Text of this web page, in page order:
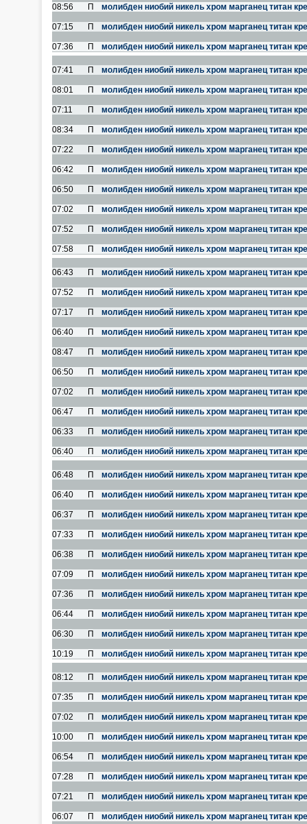
08:56 П молибден ниобий никель хром марганец титан
07:15 П молибден ниобий никель хром марганец титан
07:36 П молибден ниобий никель хром марганец титан
07:41 П молибден ниобий никель хром марганец титан
08:01 П молибден ниобий никель хром марганец титан
07:11 П молибден ниобий никель хром марганец титан
08:34 П молибден ниобий никель хром марганец титан
07:22 П молибден ниобий никель хром марганец титан
06:42 П молибден ниобий никель хром марганец титан
06:50 П молибден ниобий никель хром марганец титан
07:02 П молибден ниобий никель хром марганец титан
07:52 П молибден ниобий никель хром марганец титан
07:58 П молибден ниобий никель хром марганец титан
06:43 П молибден ниобий никель хром марганец титан
07:52 П молибден ниобий никель хром марганец титан
07:17 П молибден ниобий никель хром марганец титан
06:40 П молибден ниобий никель хром марганец титан
08:47 П молибден ниобий никель хром марганец титан
06:50 П молибден ниобий никель хром марганец титан
07:02 П молибден ниобий никель хром марганец титан
06:47 П молибден ниобий никель хром марганец титан
06:33 П молибден ниобий никель хром марганец титан
06:40 П молибден ниобий никель хром марганец титан
06:48 П молибден ниобий никель хром марганец титан
06:40 П молибден ниобий никель хром марганец титан
06:37 П молибден ниобий никель хром марганец титан
07:33 П молибден ниобий никель хром марганец титан
06:38 П молибден ниобий никель хром марганец титан
07:09 П молибден ниобий никель хром марганец титан
07:36 П молибден ниобий никель хром марганец титан
06:44 П молибден ниобий никель хром марганец титан
06:30 П молибден ниобий никель хром марганец титан
10:19 П молибден ниобий никель хром марганец титан
08:12 П молибден ниобий никель хром марганец титан
07:35 П молибден ниобий никель хром марганец титан
07:02 П молибден ниобий никель хром марганец титан
10:00 П молибден ниобий никель хром марганец титан
06:54 П молибден ниобий никель хром марганец титан
07:28 П молибден ниобий никель хром марганец титан
07:21 П молибден ниобий никель хром марганец титан
06:07 П молибден ниобий никель хром марганец титан